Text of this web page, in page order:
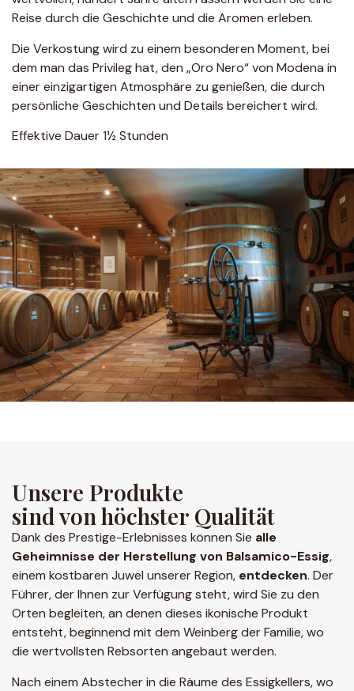
Reise durch die Geschichte und die Aromen erleben.
Die Verkostung wird zu einem besonderen Moment, bei
dem man das Privileg hat, den „Oro Nero“ von Modena in
einer einzigartigen Atmosphäre zu genießen, die durch
persönliche Geschichten und Details bereichert wird.
Effektive Dauer 1½ Stunden
Unsere Produkte
sind von höchster Qualität
Dank des Prestige-Erlebnisses können Sie alle
Geheimnisse der Herstellung von Balsamico-Essig,
einem kostbaren Juwel unserer Region, entdecken. Der
Führer, der Ihnen zur Verfügung steht, wird Sie zu den
Orten begleiten, an denen dieses ikonische Produkt
entsteht, beginnend mit dem Weinberg der Familie, wo
die wertvollsten Rebsorten angebaut werden.
Nach einem Abstecher in die Räume des Essigkellers, wo